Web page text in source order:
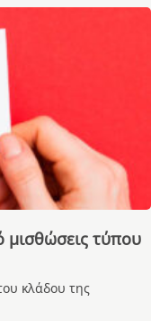
τύπου
κλάδου της